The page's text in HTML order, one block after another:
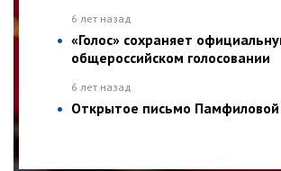
6 лет назад
«Голос» сохраняет
общероссийском голосовании
6 лет назад
Открытое письмо Памфиловой